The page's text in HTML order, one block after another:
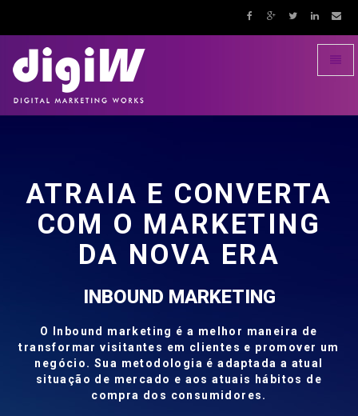
DigiW!
de
um
a atual
de